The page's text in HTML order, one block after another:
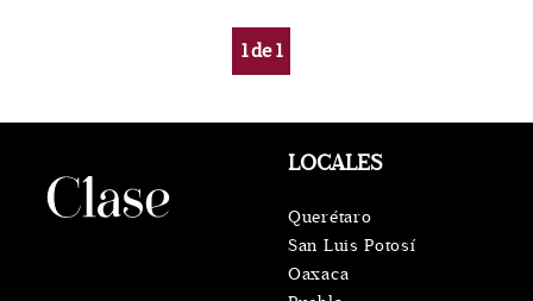
1de1
LOCALES
Querétaro
San Luis Potosí
Oaxaca